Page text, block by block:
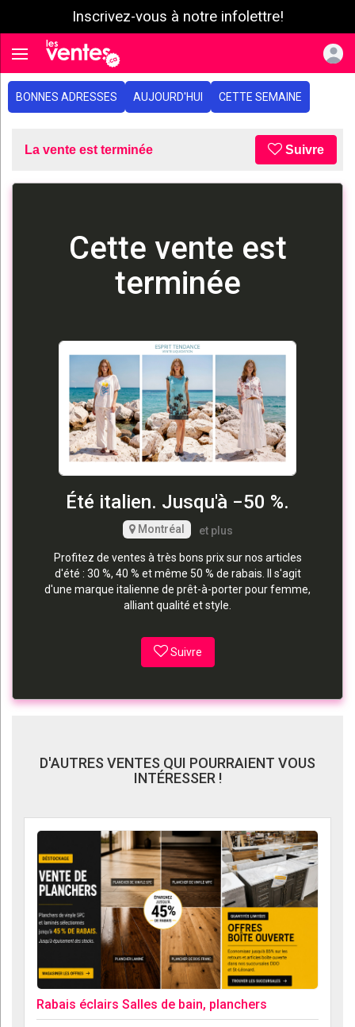
Inscrivez-vous à notre infolettre!
Toggle navigation
BONNES ADRESSES AUJOURD'HUI CETTE SEMAINE
La vente est terminée Suivre
Cette vente est
terminée
Été italien. Jusqu'à −50 %.
Montréal et plus
Profitez de ventes à très bons prix sur nos articles
d'été : 30 %, 40 % et même 50 % de rabais. Il s'agit
d'une marque italienne de prêt-à-porter pour femme,
alliant qualité et style.
Suivre
D'AUTRES VENTES QUI POURRAIENT VOUS
INTÉRESSER !
Rabais éclairs Salles de bain, planchers